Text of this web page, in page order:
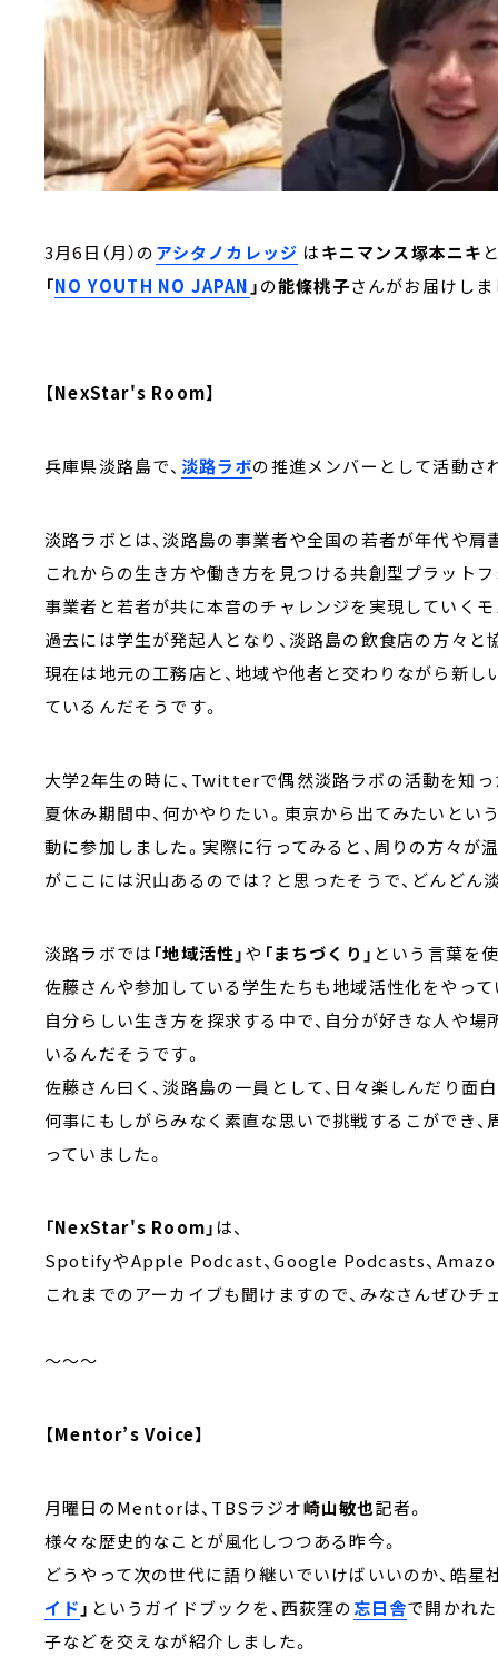
3月6日（月）のアシタノカレッジ はキニマンス塚本ニキ
「NO YOUTH NO JAPAN 」の能條桃子さんがお届けしま
【NexStar's Room】
兵庫県淡路島で、 淡路ラボの推進メンバーとして活動さ
淡路ラボとは、淡路島の事業者や全国の若者が年代や肩
これからの生き方や働き方を見つける共創型プラット
事業者と若者が共に本音のチャレンジを実現していく
過去には学生が発起人となり、淡路島の飲食店の方々
現在は地元の工務店と、地域や他者と交わりながら新
ているんだそうです。
大学2年生の時に、Twitterで偶然淡路ラボの活動を知っ
夏休み期間中、何かやりたい。東京から出てみたいとい
動に参加しました。実際に行ってみると、周りの方々が
がここには沢山あるのでは？と思ったそうで、どんど
淡路ラボでは 「地域活性」や 「まちづくり」 という言葉を
佐藤さんや参加している学生たちも地域活性化をやって
自分らしい生き方を探求する中で、自分が好きな人や
いるんだそうです。
佐藤さん曰く、淡路島の一員として、日々楽しんだり面
何事にもしがらみなく素直な思いで挑戦するこができ
っていました。
「NexStar's Room」 は、
SpotifyやApple Podcast、Google Podcasts、
これまでのアーカイブも聞けますので、みなさんぜひチ
～～～
【Mentor’s Voice】
月曜日のMentorは、TBSラジオ崎山敏也記者。
様々な歴史的なことが風化しつつある昨今。
どうやって次の世代に語り継いでいけばいいのか、皓星
イド 」 というガイドブックを、西荻窪の忘日舎で開かれた
子などを交えなが紹介しました。